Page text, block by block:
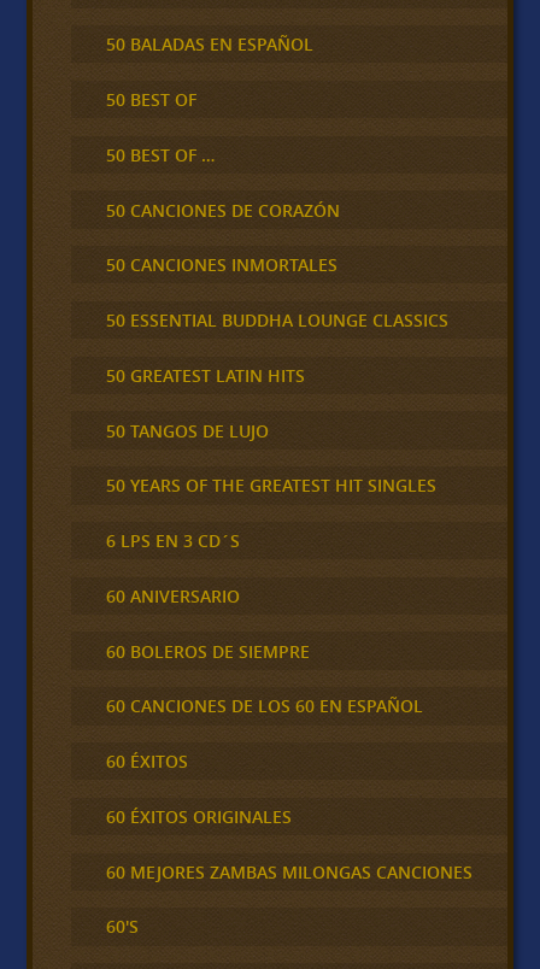
50 BALADAS EN ESPAÑOL
50 BEST OF
50 BEST OF …
50 CANCIONES DE CORAZÓN
50 CANCIONES INMORTALES
50 ESSENTIAL BUDDHA LOUNGE CLASSICS
50 GREATEST LATIN HITS
50 TANGOS DE LUJO
50 YEARS OF THE GREATEST HIT SINGLES
6 LPS EN 3 CD´S
60 ANIVERSARIO
60 BOLEROS DE SIEMPRE
60 CANCIONES DE LOS 60 EN ESPAÑOL
60 ÉXITOS
60 ÉXITOS ORIGINALES
60 MEJORES ZAMBAS MILONGAS CANCIONES
60'S